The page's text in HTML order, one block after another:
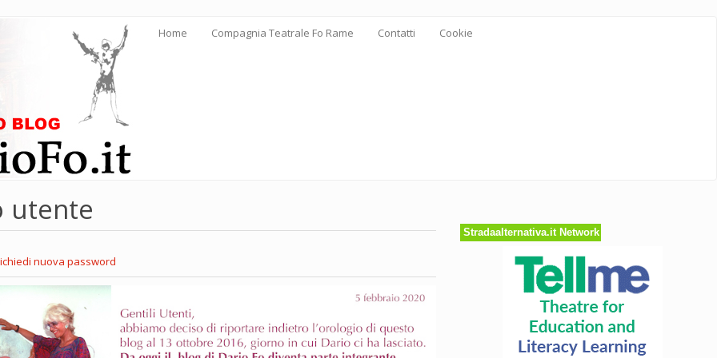
Home Compagnia Teatrale Fo Rame Contatti Cookie
utente
nuova password
Stradaalternativa.it Network